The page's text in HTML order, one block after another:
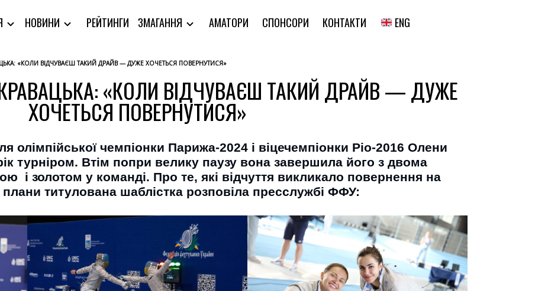
НОВИНИ РЕЙТИНГИ ЗМАГАННЯ АМАТОРИ СПОНСОРИ КОНТАКТИ ENG
«КОЛИ ВІДЧУВАЄШ ТАКИЙ ДРАЙВ — ДУЖЕ ХОЧЕТЬСЯ ПОВЕРНУТИСЯ»
«КОЛИ ВІДЧУВАЄШ ТАКИЙ ДРАЙВ — ДУЖЕ
ХОЧЕТЬСЯ ПОВЕРНУТИСЯ»
олімпійської чемпіонки Парижа-2024 і віцечемпіонки Ріо-2016 Олени
турніром. Втім попри велику паузу вона завершила його з двома
і золотом у команді. Про те, які відчуття викликало повернення на
титулована шаблістка розповіла пресслужбі ФФУ: